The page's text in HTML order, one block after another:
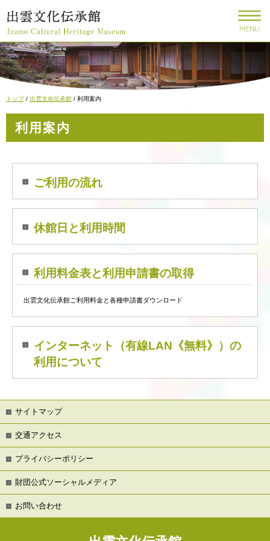
このページの本文へ
現
置：
トップ/ 出雲文化伝承館 / 利用案内
利用案内
ご利用の流れ
休館日と利用時間
利用料金表と利用申請書の取得
出雲文化伝承館ご利用料金と各種申請書ダウンロード
インターネット（有線LAN《無料》）の
利用について
サイトマップ
交通アクセス
プライバシーポリシー
財団公式ソーシャルメディア
お問い合わせ